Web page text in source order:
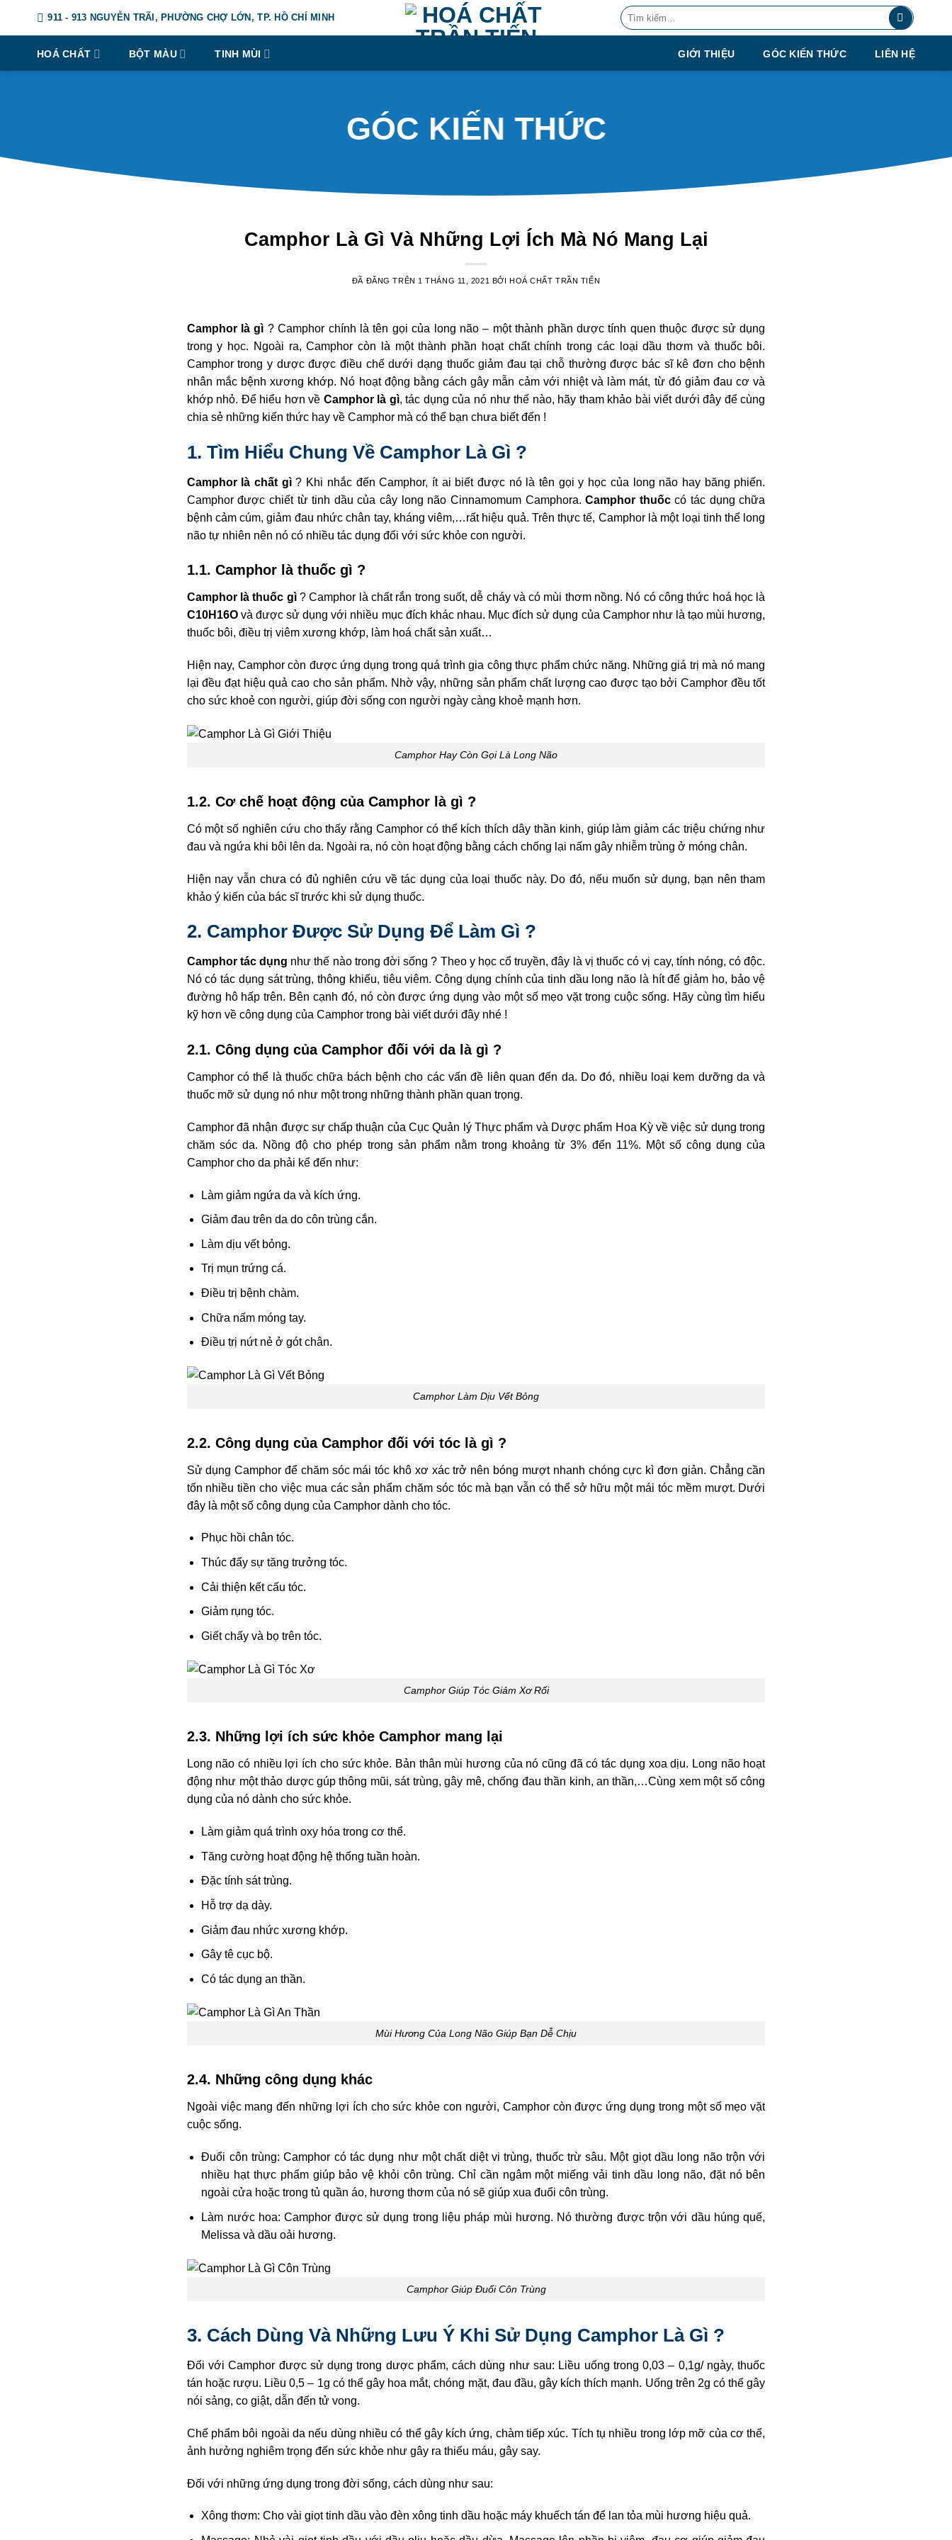
911 - 913 NGUYỄN TRÃI, PHƯỜNG CHỢ LỚN, TP. HỒ CHÍ MINH
Tìm
kiếm:
HOÁ CHẤT BỘT MÀU TINH MÙI GIỚI THIỆU GÓC KIẾN THỨC LIÊN HỆ
GÓC KIẾN THỨC
Camphor Là Gì Và Những Lợi Ích Mà Nó Mang Lại
ĐÃ ĐĂNG TRÊN 1 THÁNG 11, 2021 BỞI HOÁ CHẤT TRẦN TIẾN
Camphor là gì ? Camphor chính là tên gọi của long não – một thành phần dược tính quen thuộc được sử dụng
trong y học. Ngoài ra, Camphor còn là một thành phần hoạt chất chính trong các loại dầu thơm và thuốc bôi.
Camphor trong y dược được điều chế dưới dạng thuốc giảm đau tại chỗ thường được bác sĩ kê đơn cho bệnh
nhân mắc bệnh xương khớp. Nó hoạt động bằng cách gây mẫn cảm với nhiệt và làm mát, từ đó giảm đau cơ và
khớp nhỏ. Để hiểu hơn về Camphor là gì, tác dụng của nó như thế nào, hãy tham khảo bài viết dưới đây để cùng
chia sẻ những kiến thức hay về Camphor mà có thể bạn chưa biết đến !
1. Tìm Hiểu Chung Về Camphor Là Gì ?
Camphor là chất gì? Khi nhắc đến Camphor, ít ai biết được nó là tên gọi y học của long não hay băng phiến.
Camphor được chiết từ tinh dầu của cây long não Cinnamomum Camphora.Camphor thuốccó tác dụng chữa
bệnh cảm cúm, giảm đau nhức chân tay, kháng viêm,…rất hiệu quả. Trên thực tế, Camphor là một loại tinh thể long
não tự nhiên nên nó có nhiều tác dụng đối với sức khỏe con người.
1.1. Camphor là thuốc gì ?
Camphor là thuốc gì? Camphor là chất rắn trong suốt, dễ cháy và có mùi thơm nồng. Nó có công thức hoá học là
C10H16Ovà được sử dụng với nhiều mục đích khác nhau. Mục đích sử dụng của Camphor như là tạo mùi hương,
thuốc bôi, điều trị viêm xương khớp, làm hoá chất sản xuất…
Hiện nay, Camphor còn được ứng dụng trong quá trình gia công thực phẩm chức năng. Những giá trị mà nó mang
lại đều đạt hiệu quả cao cho sản phẩm. Nhờ vậy, những sản phẩm chất lượng cao được tạo bởi Camphor đều tốt
cho sức khoẻ con người, giúp đời sống con người ngày càng khoẻ mạnh hơn.
Camphor Hay Còn Gọi Là Long Não
1.2. Cơ chế hoạt động của Camphor là gì ?
Có một số nghiên cứu cho thấy rằng Camphor có thể kích thích dây thần kinh, giúp làm giảm các triệu chứng như
đau và ngứa khi bôi lên da. Ngoài ra, nó còn hoạt động bằng cách chống lại nấm gây nhiễm trùng ở móng chân.
Hiện nay vẫn chưa có đủ nghiên cứu về tác dụng của loại thuốc này. Do đó, nếu muốn sử dụng, bạn nên tham
khảo ý kiến của bác sĩ trước khi sử dụng thuốc.
2. Camphor Được Sử Dụng Để Làm Gì ?
Camphor tác dụng như thế nào trong đời sống ? Theo y học cổ truyền, đây là vị thuốc có vị cay, tính nóng, có độc.
Nó có tác dụng sát trùng, thông khiếu, tiêu viêm. Công dụng chính của tinh dầu long não là hít để giảm ho, bảo vệ
đường hô hấp trên. Bên cạnh đó, nó còn được ứng dụng vào một số mẹo vặt trong cuộc sống. Hãy cùng tìm hiểu
kỹ hơn về công dụng của Camphor trong bài viết dưới đây nhé !
2.1. Công dụng của Camphor đối với da là gì ?
Camphor có thể là thuốc chữa bách bệnh cho các vấn đề liên quan đến da. Do đó, nhiều loại kem dưỡng da và
thuốc mỡ sử dụng nó như một trong những thành phần quan trọng.
Camphor đã nhận được sự chấp thuận của Cục Quản lý Thực phẩm và Dược phẩm Hoa Kỳ về việc sử dụng trong
chăm sóc da. Nồng độ cho phép trong sản phẩm nằm trong khoảng từ 3% đến 11%. Một số công dụng của
Camphor cho da phải kể đến như:
Làm giảm ngứa da và kích ứng.
Giảm đau trên da do côn trùng cắn.
Làm dịu vết bỏng.
Trị mụn trứng cá.
Điều trị bệnh chàm.
Chữa nấm móng tay.
Điều trị nứt nẻ ở gót chân.
Camphor Làm Dịu Vết Bỏng
2.2. Công dụng của Camphor đối với tóc là gì ?
Sử dụng Camphor để chăm sóc mái tóc khô xơ xác trở nên bóng mượt nhanh chóng cực kì đơn giản. Chẳng cần
tốn nhiều tiền cho việc mua các sản phẩm chăm sóc tóc mà bạn vẫn có thể sở hữu một mái tóc mềm mượt. Dưới
đây là một số công dụng của Camphor dành cho tóc.
Phục hồi chân tóc.
Thúc đẩy sự tăng trưởng tóc.
Cải thiện kết cấu tóc.
Giảm rụng tóc.
Giết chấy và bọ trên tóc.
Camphor Giúp Tóc Giảm Xơ Rối
2.3. Những lợi ích sức khỏe Camphor mang lại
Long não có nhiều lợi ích cho sức khỏe. Bản thân mùi hương của nó cũng đã có tác dụng xoa dịu. Long não hoạt
động như một thảo dược gúp thông mũi, sát trùng, gây mê, chống đau thần kinh, an thần,…Cùng xem một số công
dụng của nó dành cho sức khỏe.
Làm giảm quá trình oxy hóa trong cơ thể.
Tăng cường hoạt động hệ thống tuần hoàn.
Đặc tính sát trùng.
Hỗ trợ dạ dày.
Giảm đau nhức xương khớp.
Gây tê cục bộ.
Có tác dụng an thần.
Mùi Hương Của Long Não Giúp Bạn Dễ Chịu
2.4. Những công dụng khác
Ngoài việc mang đến những lợi ích cho sức khỏe con người, Camphor còn được ứng dụng trong một số mẹo vặt
cuộc sống.
Đuổi côn trùng: Camphor có tác dụng như một chất diệt vi trùng, thuốc trừ sâu. Một giọt dầu long não trộn với
nhiều hạt thực phẩm giúp bảo vệ khỏi côn trùng. Chỉ cần ngâm một miếng vải tinh dầu long não, đặt nó bên
ngoài cửa hoặc trong tủ quần áo, hương thơm của nó sẽ giúp xua đuổi côn trùng.
Làm nước hoa: Camphor được sử dụng trong liệu pháp mùi hương. Nó thường được trộn với dầu húng quế,
Melissa và dầu oải hương.
Camphor Giúp Đuổi Côn Trùng
3. Cách Dùng Và Những Lưu Ý Khi Sử Dụng Camphor Là Gì ?
Đối với Camphor được sử dụng trong dược phẩm, cách dùng như sau: Liều uống trong 0,03 – 0,1g/ ngày, thuốc
tán hoặc rượu. Liều 0,5 – 1g có thể gây hoa mắt, chóng mặt, đau đầu, gây kích thích mạnh. Uống trên 2g có thể gây
nói sảng, co giật, dẫn đến tử vong.
Chế phẩm bôi ngoài da nếu dùng nhiều có thể gây kích ứng, chàm tiếp xúc. Tích tụ nhiều trong lớp mỡ của cơ thể,
ảnh hưởng nghiêm trọng đến sức khỏe như gây ra thiếu máu, gây say.
Đối với những ứng dụng trong đời sống, cách dùng như sau:
Xông thơm: Cho vài giọt tinh dầu vào đèn xông tinh dầu hoặc máy khuếch tán để lan tỏa mùi hương hiệu quả.